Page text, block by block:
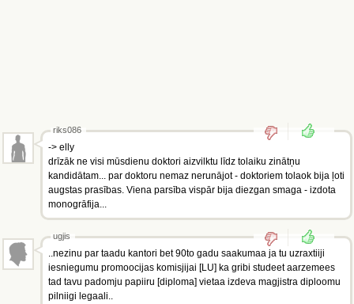
riks086
-> elly
drīzāk ne visi mūsdienu doktori aizvilktu līdz tolaiku zinātņu
kandidātam... par doktoru nemaz nerunājot - doktoriem tolaok bija ļoti
augstas prasības. Viena parsība vispār bija diezgan smaga - izdota
monogrāfija...
ugjis
..nezinu par taadu kantori bet 90to gadu saakumaa ja tu uzraxtiiji
iesniegumu promoocijas komisjijai [LU] ka gribi studeet aarzemees
tad tavu padomju papiiru [diploma] vietaa izdeva magjistra diploomu
pilniigi legaali..